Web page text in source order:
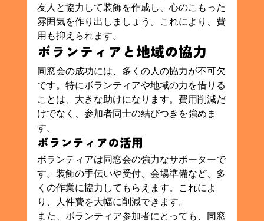
友人と協力して装飾を作成し、心のこもった
雰囲気を作り出しましょう。これにより、費
用も抑えられます。
ボランティアと地域の協力
同窓会の成功には、多くの人の協力が不可欠
です。特にボランティアや地域の力を借りる
ことは、大きな助けになります。費用削減だ
けでなく、参加者同士の結びつきを強めま
す。
ボランティアの活用
ボランティアは同窓会の強力なサポーターで
す。装飾の手伝いや受付、会場準備など、多
くの作業に協力してもらえます。これによ
り、人件費を大幅に削減できます。
また、ボランティア参加者にとっても、同窓